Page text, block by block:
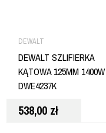
DEWALT
DEWALT SZLIFIERKA
KĄTOWA 125MM 1400W
DWE4237K
538,00 zł